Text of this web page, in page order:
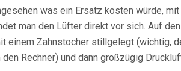
was ein Ersatz kosten würde,
man den Lüfter direkt vor sich. Auf
einem Zahnstocher stillgelegt (wichtig,
Rechner) und dann großzügig